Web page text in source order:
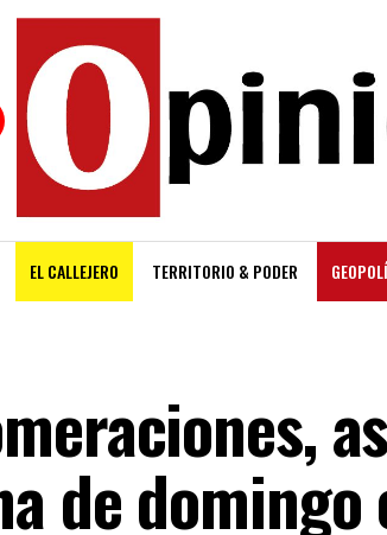
EL CALLEJERO TERRITORIO & PODER
de domingo